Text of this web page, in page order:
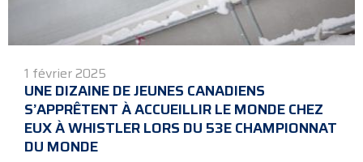
1 février 2025
UNE DIZAINE DE JEUNES CANADIENS
S’APPRÊTENT À ACCUEILLIR LE MONDE CHEZ
EUX À WHISTLER LORS DU 53E CHAMPIONNAT
DU MONDE